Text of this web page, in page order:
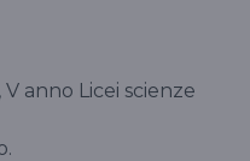
V anno Licei scienze